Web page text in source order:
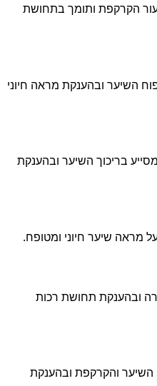
הקרקפת ותומך בתחושת
השיער ובהענקת מראה חיוני
בריכוך השיער ובהענקת
מראה שיער חיוני ומטופח.
ובהענקת תחושת רכות
השיער והקרקפת ובהענקת